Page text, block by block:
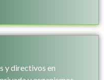
y directivos en